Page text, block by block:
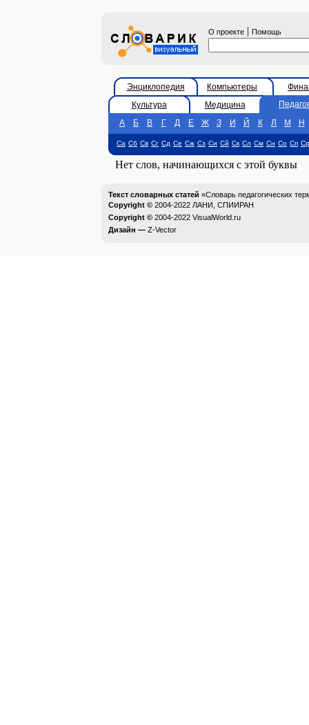
О проекте | Помощь
Энциклопедия Компьютеры
Культура
Медицина
А
Б В Г Д Е Ж З И Й К Л М Н
Са Сб Св Сг Сд Се Сж Сз Си Сй Ск Сл См Сн Со Сп Ср
Нет слов, начинающихся с этой буквы
Текст словарных статей «Словарь педагогических
Copyright © 2004-2022 ЛАНИ, СПИИРАН
Copyright © 2004-2022 VisualWorld.ru
Дизайн — Z-Vector